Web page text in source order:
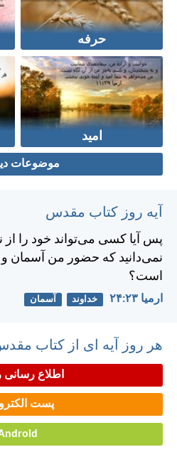
حرفه
امید
موضوعات
آیه روز کتاب مقدس
پس آيا كسی می‌تواند خود را
نمی‌دانيد كه حضور من آسمان و
است؟
ارميا ۲۳:‏۲۴ خداوند آسمان
هر روز آیه ای از کتاب
اطلاع رسانی
پست